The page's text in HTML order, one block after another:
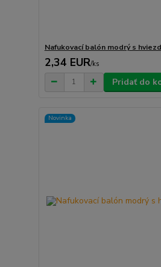
Nafukovací balón modrý s
2,34 EUR/ks
Pridať do
Novinka